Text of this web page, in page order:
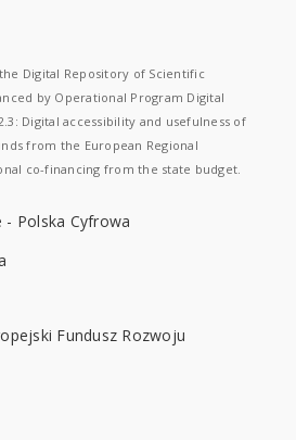
Digital Repository of Scientific
by Operational Program Digital
Digital accessibility and usefulness of
from the European Regional
co-financing from the state budget.